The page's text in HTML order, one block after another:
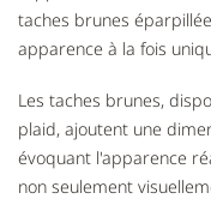
taches brunes
apparence à la fois
Les taches brunes,
plaid, ajoutent une
évoquant l'apparence
non seulement